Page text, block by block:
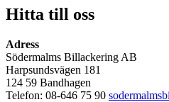
Hitta till oss
Adress
Södermalms Billackering AB
Harpsundsvägen 181
124 59 Bandhagen
Telefon: 08-646 75 90